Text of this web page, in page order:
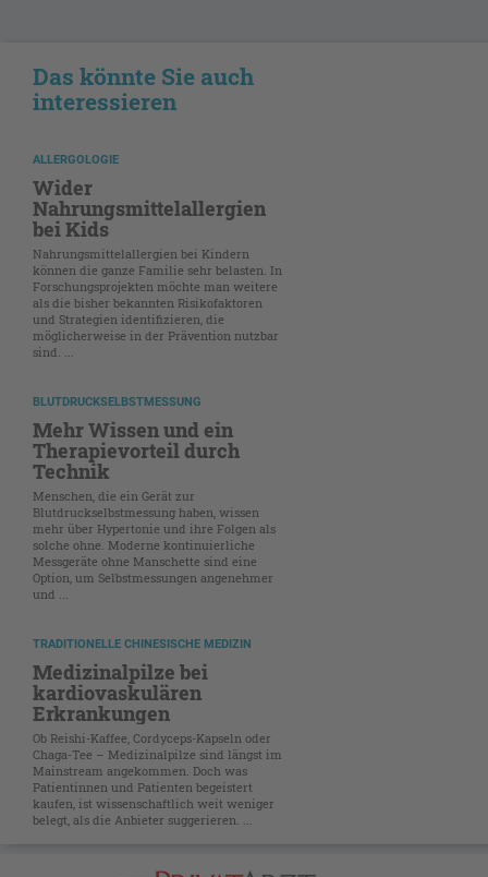
Das könnte Sie auch
interessieren
ALLERGOLOGIE
Wider
Nahrungsmittelallergien
bei Kids
Nahrungsmittelallergien bei Kindern
können die ganze Familie sehr belasten. In
Forschungsprojekten möchte man weitere
als die bisher bekannten Risikofaktoren
und Strategien identifizieren, die
möglicherweise in der Prävention nutzbar
sind. ...
BLUTDRUCKSELBSTMESSUNG
Mehr Wissen und ein
Therapievorteil durch
Technik
Menschen, die ein Gerät zur
Blutdruckselbstmessung haben, wissen
mehr über Hypertonie und ihre Folgen als
solche ohne. Moderne kontinuierliche
Messgeräte ohne Manschette sind eine
Option, um Selbstmessungen angenehmer
und ...
TRADITIONELLE CHINESISCHE MEDIZIN
Medizinalpilze bei
kardiovaskulären
Erkrankungen
Ob Reishi-Kaffee, Cordyceps-Kapseln oder
Chaga-Tee – Medizinalpilze sind längst im
Mainstream angekommen. Doch was
Patientinnen und Patienten begeistert
kaufen, ist wissenschaftlich weit weniger
belegt, als die Anbieter suggerieren. ...